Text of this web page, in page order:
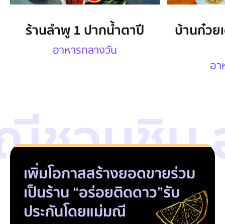
ร้านลำพู 1 ปากน้ำตาปี
อาหารกลางวัน
บ้านก๋วย
อ
วนชิม
เพิ่มโอกาสสร้างยอดขายร่วม
เป็นร้าน “อร่อยติดดาว”รับ
ประกันโดยแม่มณี